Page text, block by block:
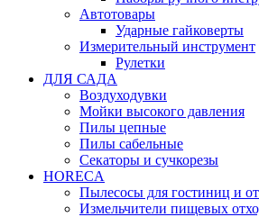
Автотовары
Ударные гайковерты
Измерительный инструмент
Рулетки
ДЛЯ САДА
Воздуходувки
Мойки высокого давления
Пилы цепные
Пилы сабельные
Секаторы и сучкорезы
HORECA
Пылесосы для гостиниц и
Измельчители пищевых